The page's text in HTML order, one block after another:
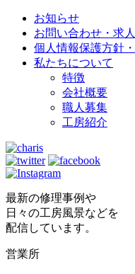
お知らせ
お問い合わせ・求
個人情報保護方針
私たちについて
特徴
会社概要
職人募集
工房紹介
最新の修理事例や
日々の工房風景などを
配信しています。
営業所